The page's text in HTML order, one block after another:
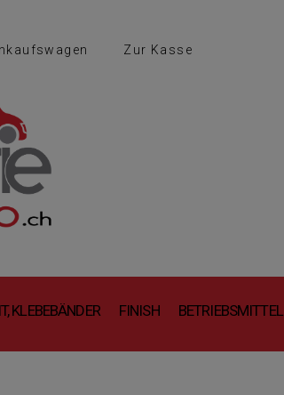
Zur Kasse
KLEBEBÄNDER FINISH BETRIEBSMITTEL